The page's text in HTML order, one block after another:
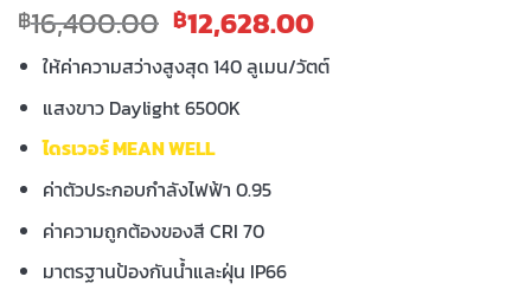
฿16,400.00 Original
price
was:
฿16,400.00.
฿12,628.00Current
price
is:
ให้ค่าความสว่างสูงสุด 140 ลูเมน/วัตต์
แสงขาว Daylight 6500K
ไดรเวอร์ MEAN WELL
ค่าตัวประกอบกำลังไฟฟ้า 0.95
ค่าความถูกต้องของสี CRI 70
มาตรฐานป้องกันน้ำและฝุ่น IP66